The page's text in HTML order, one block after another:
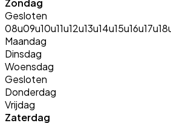
Zondag
Gesloten
08u09u10u11u12u13u14u15u16u17u
Maandag
Dinsdag
Woensdag
Gesloten
Donderdag
Vrijdag
Zaterdag